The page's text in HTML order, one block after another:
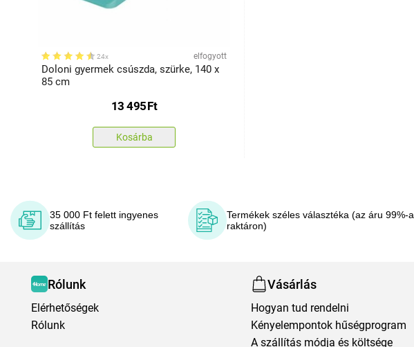
24x elfogyott
Doloni gyermek csúszda, szürke, 140 x
85 cm
13 495Ft
Kosárba
35 000 Ft felett ingyenes
szállítás
Termékek széles választéka (az áru 99%-a
raktáron)
Rólunk
Elérhetőségek
Rólunk
Vásárlás
Hogyan tud rendelni
Kényelempontok hűségprogram
A szállítás módja és költsége